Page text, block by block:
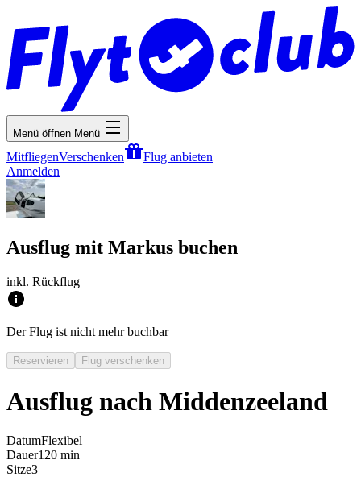
Menü öffnen Menü
MitfliegenVerschenken
Flug anbieten
Anmelden
Ausflug mit Markus buchen
inkl. Rückflug
Der Flug ist nicht mehr buchbar
Reservieren Flug verschenken
Ausflug nach Middenzeeland
DatumFlexibel
Dauer120 min
Sitze3